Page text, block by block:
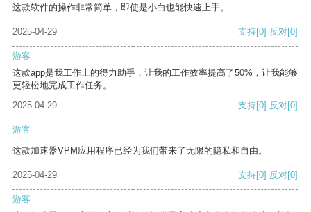
这款软件的操作非常简单，即使是小白也能快速上手。
2025-04-29 支持[0] 反对[0]
游客
这款app是我工作上的得力助手，让我的工作效率提高了50%，让我能够
更轻松地完成工作任务。
2025-04-29
支持[0] 反对[0]
游客
这款加速器VPM应用程序已经为我们带来了无限的隐私和自由。
2025-04-29 支持[0] 反对[0]
游客